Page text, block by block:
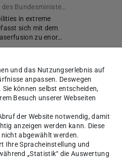
Prof. Dr. Stephan Kuschel hat eine Nachwuchsgruppe des Bundesministeriums für Forschung, Technologie und Raumfahrt (BMFTR) im Bereich der Fusionsforschung eingeworben.
in extreme
sich mit dem
zu enor…
uns am
Roth
Wir haben ihm zum Start ein paar Fragen zu seinem Forschungsgebiet und der neuen Position als Doktorand gestellt.
der Laserfusion
Zwei-Photonen-
– und überra…
und das Nutzungserlebnis auf
anpassen. Deswegen
können selbst entscheiden,
Besuch unserer Webseiten
der Website notwendig, damit
anzeigen werden kann. Diese
abgewählt werden.
Ihre Spracheinstellung und
„Statistik“ die Auswertung